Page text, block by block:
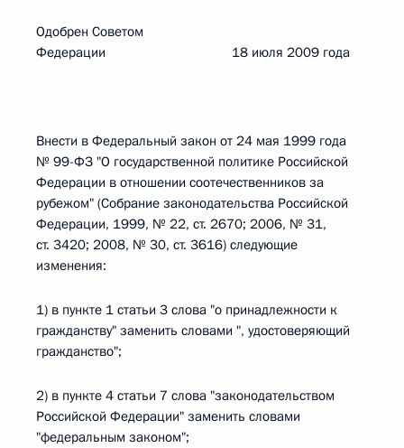
Одобрен Советом
Федерации 18 июля 2009 года
Внести в Федеральный закон от 24 мая 1999 года
№ 99-ФЗ "О государственной политике Российской
Федерации в отношении соотечественников за
рубежом" (Собрание законодательства Российской
Федерации, 1999, № 22, ст. 2670; 2006, № 31,
ст. 3420; 2008, № 30, ст. 3616) следующие
изменения:
1) в пункте 1 статьи 3 слова "о принадлежности к
гражданству" заменить словами ", удостоверяющий
гражданство";
2) в пункте 4 статьи 7 слова "законодательством
Российской Федерации" заменить словами
"федеральным законом";